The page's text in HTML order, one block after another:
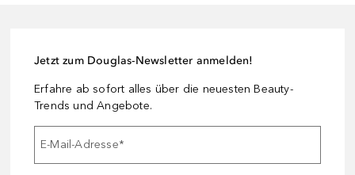
Jetzt zum Douglas-Newsletter anmelden!
Erfahre ab sofort alles über die neuesten Beauty-
Trends und Angebote.
E-Mail-Adresse*